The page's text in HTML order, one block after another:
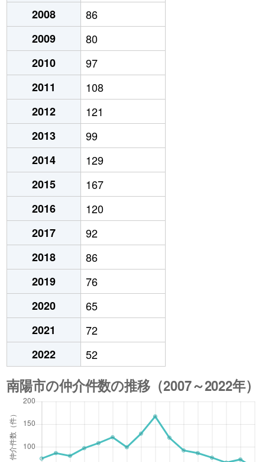
2008
86
2009
80
2010
97
2011
108
2012
121
2013
99
2014
129
2015
167
2016
120
2017
92
2018
86
2019
76
2020
65
2021
72
2022
52